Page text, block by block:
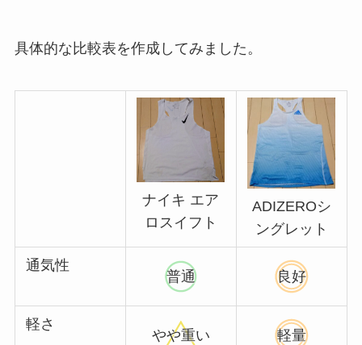
具体的な比較表を作成してみました。
ナイキ エア
ロスイフト
ADIZEROシ
ングレット
通気性
普通 良好
軽さ
やや重い 軽量